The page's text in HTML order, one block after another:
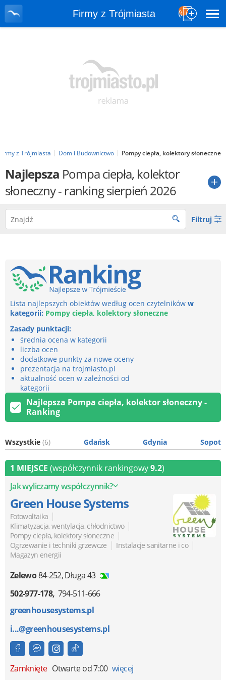
Firmy z Trójmiasta
z Trójmiasta Dom i Budownictwo Pompy ciepła, kolektory słoneczne
Najlepsza Pompa ciepła, kolektor
słoneczny- ranking sierpień 2026
Filtruj
Lista najlepszych obiektów według ocen czytelników w
kategorii: Pompy ciepła, kolektory słoneczne
Zasady punktacji:
średnia ocena w kategorii
liczba ocen
dodatkowe punkty za nowe oceny
prezentacja na trojmiasto.pl
aktualność ocen w zależności od
kategorii
Najlepsza Pompa ciepła, kolektor słoneczny -
Ranking
Wszystkie (6) Gdańsk Gdynia Sopot
1 MIEJSCE (współczynnik rankingowy9.2)
Jak wyliczamy współczynnik?
Green House Systems
Fotowoltaika |
Klimatyzacja, wentylacja, chłodnictwo |
Pompy ciepła, kolektory słoneczne |
Ogrzewanie i techniki grzewcze | Instalacje sanitarne i co |
Magazyn energii
Zelewo84-252,Długa 43
502-977-178 794-511-666
greenhousesystems.pl
i...@greenhousesystems.pl
Zamknięte Otwarte od 7:00 więcej